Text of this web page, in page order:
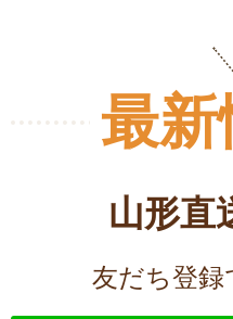
最新
山形直
友だち登録